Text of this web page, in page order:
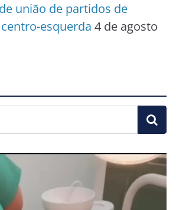
união de partidos de
esquerda 4 de agosto